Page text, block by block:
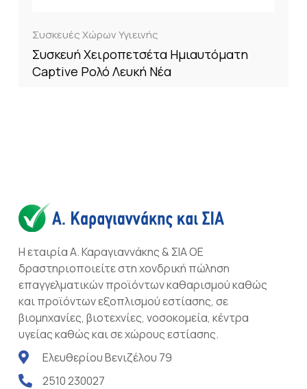
Συσκευές Χώρων Υγιεινής
Συσκευή Χειροπετσέτα Ημιαυτόματη
Captive Ρολό Λευκή Νέα
Η εταιρία Α. Καραγιαννάκης & ΣΙΑ ΟΕ
δραστηριοποιείτε στη χονδρική πώληση
επαγγελματικών προϊόντων καθαρισμού καθώς
και προϊόντων εξοπλισμού εστίασης, σε
βιομηχανίες, βιοτεχνίες, νοσοκομεία, κέντρα
υγείας καθώς και σε χώρους εστίασης.
Ελευθερίου Βενιζέλου 79
2510 230027